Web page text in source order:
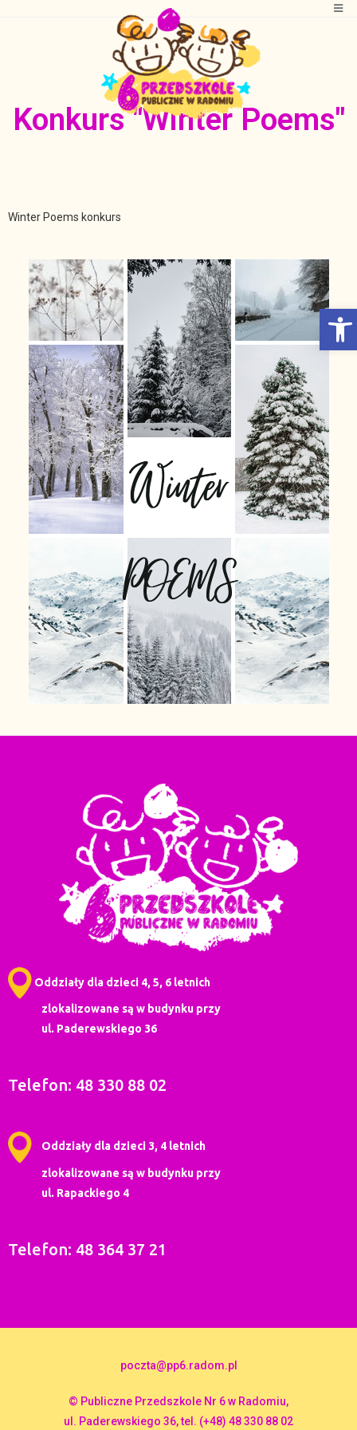
Otwórz Pasek narzędzi
Konkurs "Winter Poems"
Winter Poems konkurs
Oddziały dla dzieci 4, 5, 6 letnich
zlokalizowane są w budynku przy
ul. Paderewskiego 36
Telefon: 48 330 88 02
Oddziały dla dzieci 3, 4 letnich
zlokalizowane są w budynku przy
ul. Rapackiego 4
Telefon: 48 364 37 21
poczta@pp6.radom.pl
© Publiczne Przedszkole Nr 6 w Radomiu,
ul. Paderewskiego 36, tel. (+48) 48 330 88 02